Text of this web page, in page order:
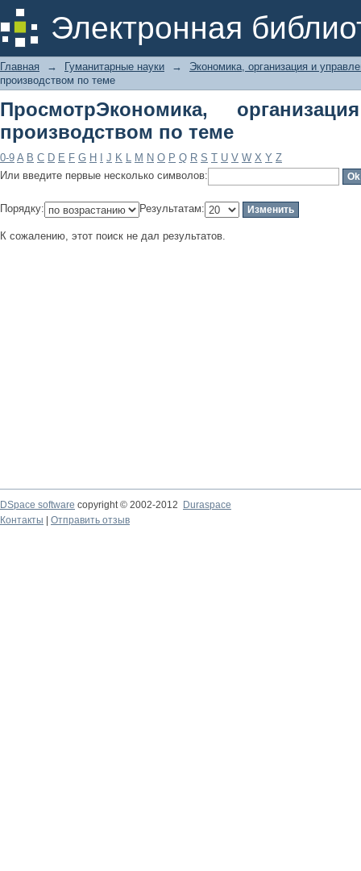
Электронная
ПросмотрЭкономика, организация
Главная → Гуманитарные науки →
Экономика, организация и
производством по теме
ПросмотрЭкономика,
производством по теме
0-9 A B C D E F G H J K L M N O P Q R S T U V W X Y Z
Или введите первые несколько символов:
Порядку: Результатам:
К сожалению, этот поиск не дал результатов.
DSpace software copyright © 2002-2012
Duraspace
Контакты
Отправить отзыв